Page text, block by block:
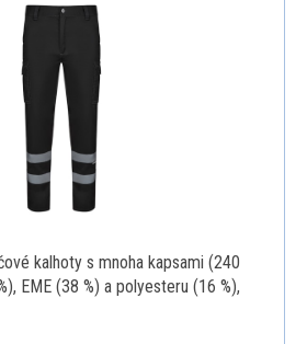
kalhoty s mnoha kapsami (240
EME (38 %) a polyesteru (16 %),